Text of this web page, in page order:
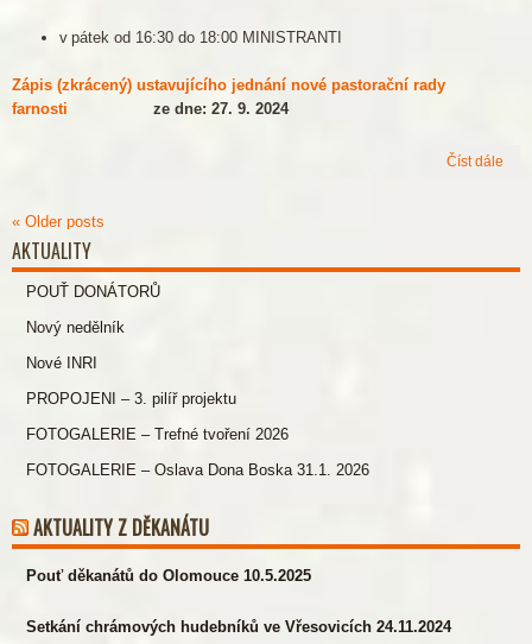
v pátek od 16:30 do 18:00 MINISTRANTI
Zápis (zkrácený) ustavujícího jednání nové pastorační rady
farnosti ze dne: 27. 9. 2024
Číst dále
« Older posts
AKTUALITY
POUŤ DONÁTORŮ
Nový nedělník
Nové INRI
PROPOJENI – 3. pilíř projektu
FOTOGALERIE – Trefné tvoření 2026
FOTOGALERIE – Oslava Dona Boska 31.1. 2026
AKTUALITY Z DĚKANÁTU
Pouť děkanátů do Olomouce 10.5.2025
Setkání chrámových hudebníků ve Vřesovicích 24.11.2024